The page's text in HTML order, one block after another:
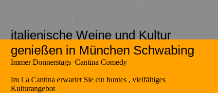
italienische Weine und Kultur
genießen in München Schwabing
Immer Donnerstags Cantina Comedy
Im La Cantina erwartet Sie ein buntes , vielfältiges
Kulturangebot